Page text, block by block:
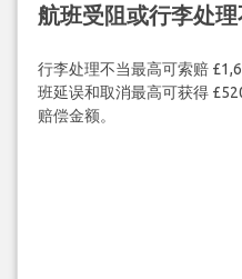
航班受阻或行李处理
行李处理不当最高可索赔
班延误和取消最高可获得
赔偿金额。